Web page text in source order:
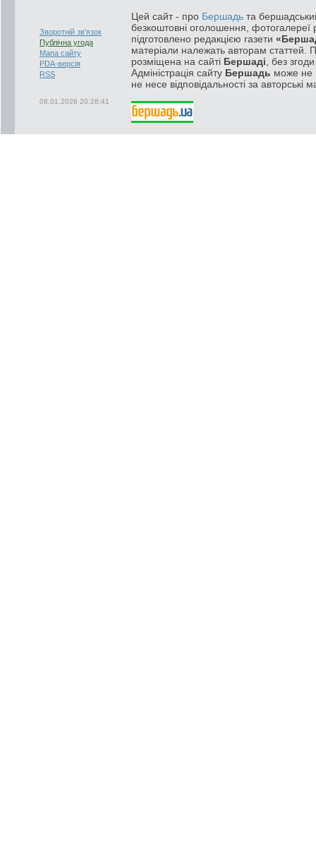
Зворотній зв'язок
Публічна угода
Мапа сайту
PDA-версія
RSS
08.01.2026 20:28:41
Цей сайт - про Бершадь та
безкоштовні оголошення, фотогалереї
підготовлено редакцією газети
матеріали належать авторам статтей.
розміщена на сайті Бершаді , без
Адміністрація сайту Бершадь може не
не несе відповідальності за авторські